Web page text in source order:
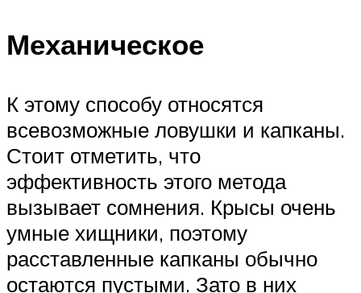
Механическое
К этому способу относятся
всевозможные ловушки и капканы.
Стоит отметить, что
эффективность этого метода
вызывает сомнения. Крысы очень
умные хищники, поэтому
расставленные капканы обычно
остаются пустыми. Зато в них